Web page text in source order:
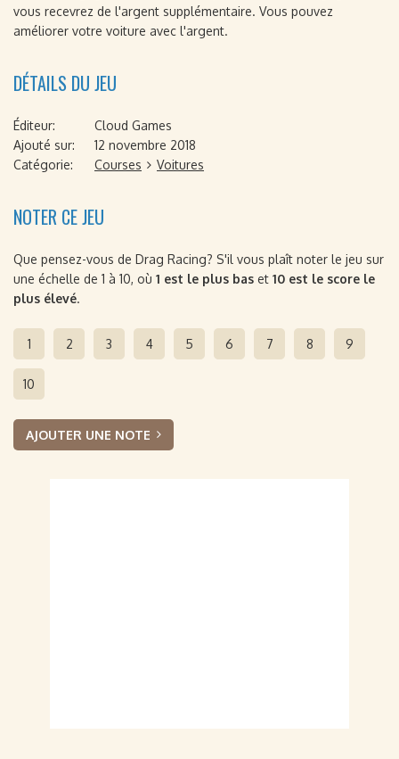
vous recevrez de l'argent supplémentaire. Vous pouvez
améliorer votre voiture avec l'argent.
DÉTAILS DU JEU
Éditeur:
Cloud Games
Ajouté sur:
12 novembre 2018
Catégorie:
Courses Voitures
NOTER CE JEU
Que pensez-vous de Drag Racing? S'il vous plaît noter le jeu sur
une échelle de 1 à 10, où 1 est le plus bas et 10 est le score le
plus élevé.
1 2 3 4 5 6 7 8 9
10
AJOUTER UNE NOTE